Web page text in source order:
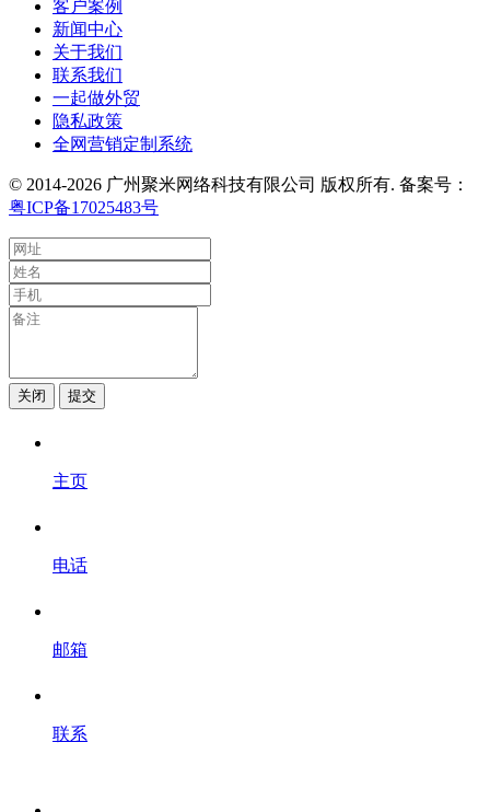
客户案例
新闻中心
关于我们
联系我们
一起做外贸
隐私政策
全网营销定制系统
© 2014-2026 广州聚米网络科技有限公司 版权所有. 备案号：
粤ICP备17025483号
关闭 提交
主页
电话
邮箱
联系